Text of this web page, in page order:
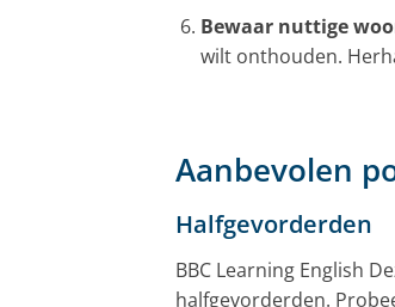
Bewaar nuttige
wilt onthouden.
Aanbevolen
Halfgevorderden
BBC Learning English
halfgevorderden.